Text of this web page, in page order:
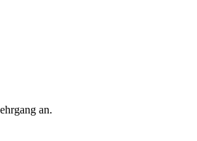
an.